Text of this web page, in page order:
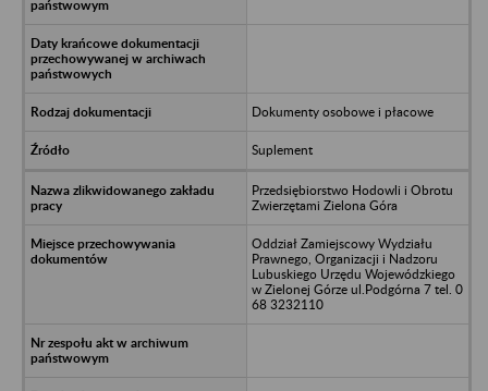
Dokumenty osobowe i płacowe
Suplement
Przedsiębiorstwo Hodowli i Obrotu
Zwierzętami Zielona Góra
Oddział Zamiejscowy Wydziału
Prawnego, Organizacji i Nadzoru
Lubuskiego Urzędu Wojewódzkiego
w Zielonej Górze ul.Podgórna 7 tel. 0
68 3232110